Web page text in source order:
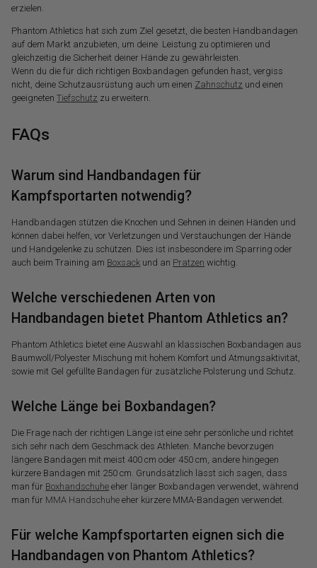
erzielen.
Phantom Athletics hat sich zum Ziel gesetzt, die besten Handbandagen
auf dem Markt anzubieten, um deine Leistung zu optimieren und
gleichzeitig die Sicherheit deiner Hände zu gewährleisten.
Wenn du die für dich richtigen Boxbandagen gefunden hast, vergiss
nicht, deine Schutzausrüstung auch um einen Zahnschutz und einen
geeignetenTiefschutz zu erweitern.
FAQs
Warum sind Handbandagen für
Kampfsportarten notwendig?
Handbandagen stützen die Knochen und Sehnen in deinen Händen und
können dabei helfen, vor Verletzungen und Verstauchungen der Hände
und Handgelenke zu schützen. Dies ist insbesondere im Sparring oder
auch beim Training am Boxsack und an Pratzen wichtig.
Welche verschiedenen Arten von
Handbandagen bietet Phantom Athletics an?
Phantom Athletics bietet eine Auswahl an klassischen Boxbandagen aus
Baumwoll/Polyester Mischung mit hohem Komfort und Atmungsaktivität,
sowie mit Gel gefüllte Bandagen für zusätzliche Polsterung und Schutz.
Welche Länge bei Boxbandagen?
Die Frage nach der richtigen Länge ist eine sehr persönliche und richtet
sich sehr nach dem Geschmack des Athleten. Manche bevorzugen
längere Bandagen mit meist 400 cm oder 450 cm, andere hingegen
kürzere Bandagen mit 250 cm. Grundsätzlich lässt sich sagen, dass
man für Boxhandschuhe eher länger Boxbandagen verwendet, während
man für MMA Handschuhe eher kürzere MMA-Bandagen verwendet.
Für welche Kampfsportarten eignen sich die
Handbandagen von Phantom Athletics?